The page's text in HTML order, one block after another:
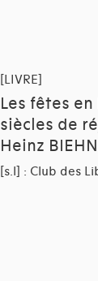
[LIVRE]
Les fêtes
siècles de
Heinz BIEHN
[s.l] : Club des